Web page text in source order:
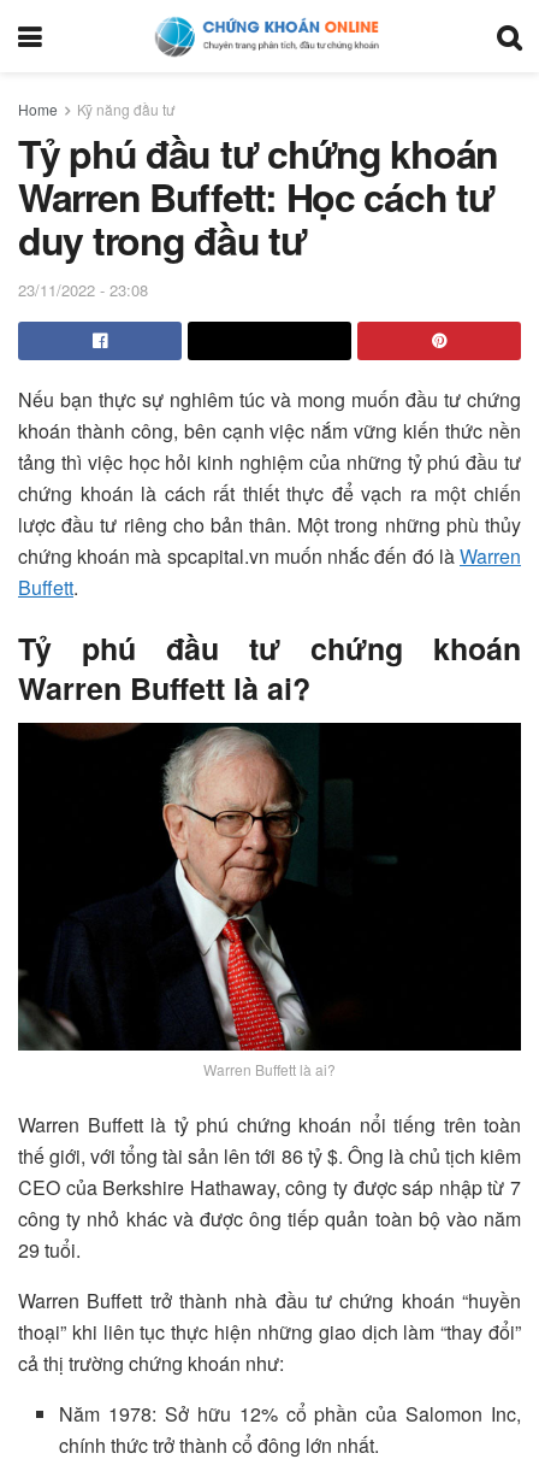
Home Kỹ năng đầu tư
Tỷ phú đầu tư chứng khoán
Warren Buffett: Học cách tư
duy trong đầu tư
23/11/2022 - 23:08
Nếu bạn thực sự nghiêm túc và mong muốn đầu tư chứng
khoán thành công, bên cạnh việc nắm vững kiến thức nền
tảng thì việc học hỏi kinh nghiệm của những tỷ phú đầu tư
chứng khoán là cách rất thiết thực để vạch ra một chiến
lược đầu tư riêng cho bản thân. Một trong những phù thủy
chứng khoán mà spcapital.vn muốn nhắc đến đó làWarren
Buffett.
Tỷ phú đầu tư chứng khoán
Warren Buffett là ai?
Warren Buffett là ai?
Warren Buffett là tỷ phú chứng khoán nổi tiếng trên toàn
thế giới, với tổng tài sản lên tới 86 tỷ $. Ông là chủ tịch kiêm
CEO của Berkshire Hathaway, công ty được sáp nhập từ 7
công ty nhỏ khác và được ông tiếp quản toàn bộ vào năm
29 tuổi.
Warren Buffett trở thành nhà đầu tư chứng khoán “huyền
thoại” khi liên tục thực hiện những giao dịch làm “thay đổi”
cả thị trường chứng khoán như:
Năm 1978: Sở hữu 12% cổ phần của Salomon Inc,
chính thức trở thành cổ đông lớn nhất.